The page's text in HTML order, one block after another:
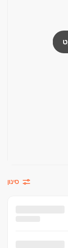
סינון